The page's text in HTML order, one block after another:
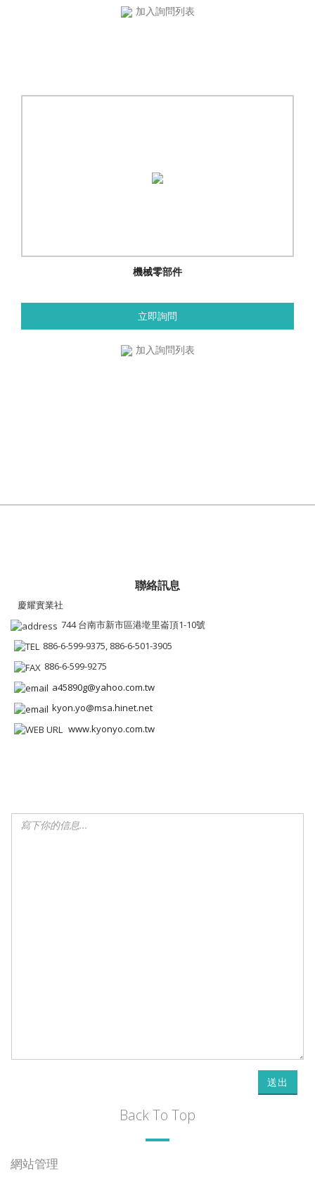
加入詢問列表
機械零部件
立即詢問
加入詢問列表
聯絡訊息
慶耀實業社
744 台南市新市區港墘里崙頂1-10號
886-6-599-9375, 886-6-501-3905
886-6-599-9275
a45890g@yahoo.com.tw
kyon.yo@msa.hinet.net
www.kyonyo.com.tw
送出
Back To Top
網站管理